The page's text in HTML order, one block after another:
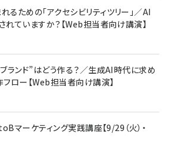
の成果を最大化する ルールのデザイン
ランキングをもっと見る
準適合】ブラック
ブル Anker絡まないケーブル 240W 結束バン
き USB PD対応 シリコン素材採用 iPhone
16 / 15 / Galaxy iPad Pro MacBook
各種対応 (1.8m ミッドナイトブラック)
ポロ 生ビール 黒ラベル 350ml 缶 24本 ビー
ース買い【6/30応募〆切! 黒ラベルビヤセラー
るための「アクセシビリティツリー」／AI
れていますか？【Web担当者向け講演】
ランド”はどう作る？／生成AI時代に求め
ロー【Web担当者向け講演】
マーケティング実践講座【9/29（火）・